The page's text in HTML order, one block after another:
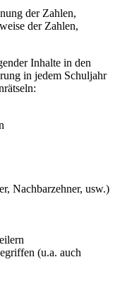
der Zahlen,
der Zahlen,
Inhalte in den
in jedem Schuljahr
Nachbarzehner, usw.)
(u.a. auch